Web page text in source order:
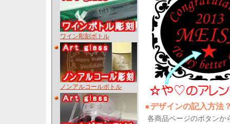
ワイン彫刻ボトル
ノンアルコールボトル
●デザインの記入方法
各商品ページのボタンか